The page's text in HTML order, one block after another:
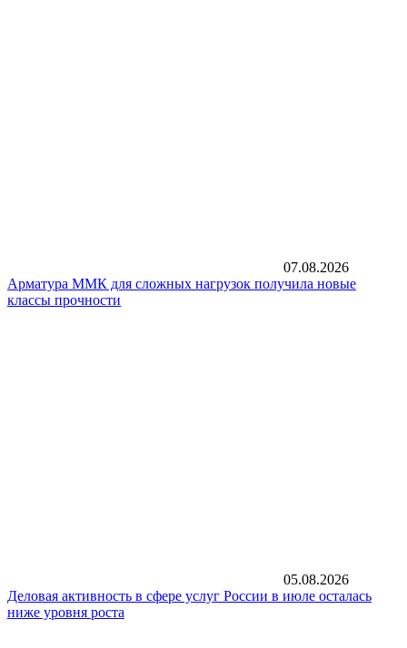
07.08.2026
Арматура ММК для сложных нагрузок получила новые
классы прочности
05.08.2026
Деловая активность в сфере услуг России в июле осталась
ниже уровня роста